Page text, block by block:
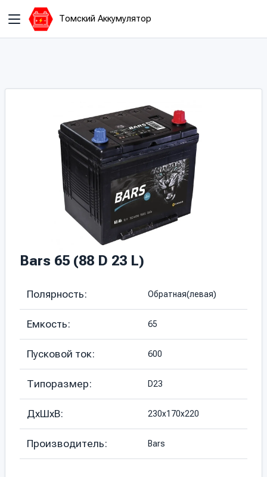
Томский Аккумулятор
Bars 65 (88 D 23 L)
Полярность: Обратная(левая)
Емкость: 65
Пусковой ток: 600
Типоразмер: D23
ДхШхВ: 230х170х220
Производитель: Bars